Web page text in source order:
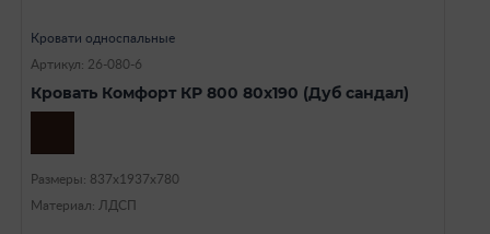
Кровати односпальные
Артикул: 26-080-6
Кровать Комфорт КР 800 80х190 (Дуб сандал)
Размеры: 837х1937х780
Материал: ЛДСП